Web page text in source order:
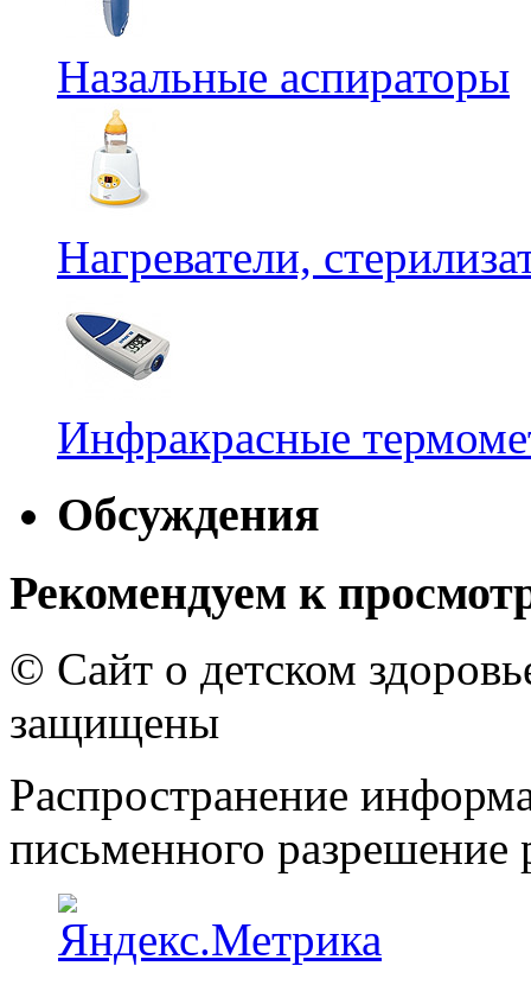
Назальные аспираторы
Нагреватели,
Инфракрасные
Обсуждения
Рекомендуем к
© Сайт о детском
защищены
Распространение
письменного разрешение